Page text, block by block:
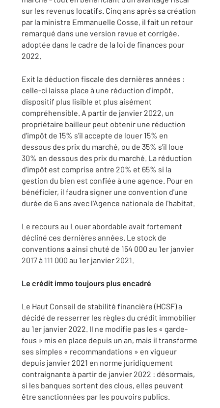
sur les revenus locatifs. Cinq ans après sa création
par la ministre Emmanuelle Cosse, il fait un retour
remarqué dans une version revue et corrigée,
adoptée dans le cadre de la loi de finances pour
2022.
Exit la déduction fiscale des dernières années :
celle-ci laisse place à une réduction d'impôt,
dispositif plus lisible et plus aisément
compréhensible. A partir de janvier 2022, un
propriétaire bailleur peut obtenir une réduction
d'impôt de 15% s'il accepte de louer 15% en
dessous des prix du marché, ou de 35% s'il loue
30% en dessous des prix du marché. La réduction
d'impôt est comprise entre 20% et 65% si la
gestion du bien est confiée à une agence. Pour en
bénéficier, il faudra signer une convention d'une
durée de 6 ans avec l'Agence nationale de l'habitat.
Le recours au Louer abordable avait fortement
décliné ces dernières années. Le stock de
conventions a ainsi chuté de 154 000 au 1er janvier
2017 à 111 000 au 1er janvier 2021.
Le crédit immo toujours plus encadré
Le Haut Conseil de stabilité financière (HCSF) a
décidé de resserrer les règles du crédit immobilier
au 1er janvier 2022. Il ne modifie pas les « garde-
fous » mis en place depuis un an, mais il transforme
ses simples « recommandations » en vigueur
depuis janvier 2021 en norme juridiquement
contraignante à partir de janvier 2022 : désormais,
si les banques sortent des clous, elles peuvent
être sanctionnées par les pouvoirs publics.